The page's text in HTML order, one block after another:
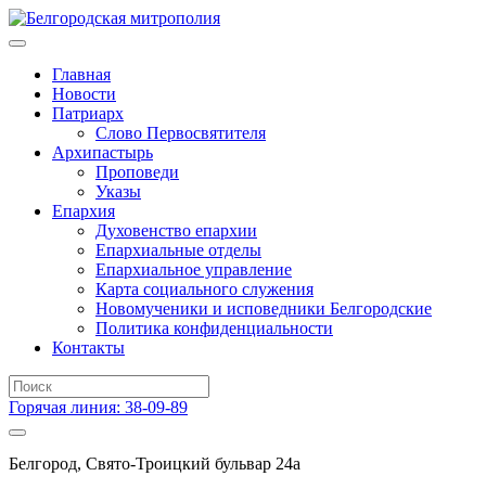
Главная
Новости
Патриарх
Слово Первосвятителя
Архипастырь
Проповеди
Указы
Епархия
Духовенство епархии
Епархиальные отделы
Епархиальное управление
Карта социального служения
Новомученики и исповедники Белгородские
Политика конфиденциальности
Контакты
Горячая линия: 38-09-89
Белгород, Свято-Троицкий бульвар 24а